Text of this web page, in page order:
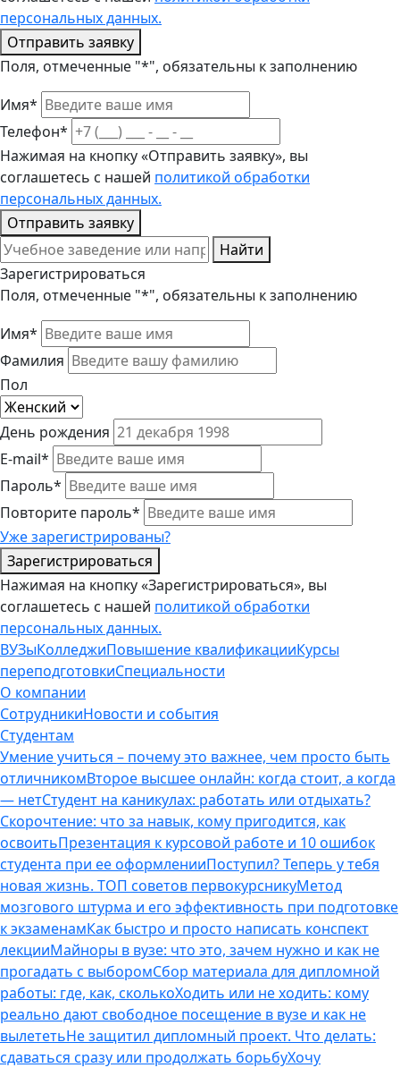
персональных данных.
Отправить заявку
Поля, отмеченные "*", обязательны к заполнению
Имя*
Телефон*
Нажимая на кнопку «Отправить заявку», вы
соглашетесь с нашей политикой обработки
персональных данных.
Отправить заявку
Найти
Зарегистрироваться
Поля, отмеченные "*", обязательны к заполнению
Имя*
Фамилия
Пол
День рождения
E-mail*
Пароль*
Повторите пароль*
Уже зарегистрированы?
Зарегистрироваться
Нажимая на кнопку «Зарегистрироваться», вы
соглашетесь с нашей политикой обработки
персональных данных.
ВУЗыКолледжиПовышение квалификацииКурсы
переподготовкиСпециальности
О компании
СотрудникиНовости и события
Студентам
Умение учиться – почему это важнее, чем просто быть
отличникомВторое высшее онлайн: когда стоит, а когда
— нетСтудент на каникулах: работать или отдыхать?
Скорочтение: что за навык, кому пригодится, как
освоитьПрезентация к курсовой работе и 10 ошибок
студента при ее оформленииПоступил? Теперь у тебя
новая жизнь. ТОП советов первокурсникуМетод
мозгового штурма и его эффективность при подготовке
к экзаменамКак быстро и просто написать конспект
лекцииМайноры в вузе: что это, зачем нужно и как не
прогадать с выборомСбор материала для дипломной
работы: где, как, сколькоХодить или не ходить: кому
реально дают свободное посещение в вузе и как не
вылететьНе защитил дипломный проект. Что делать:
сдаваться сразу или продолжать борьбуХочу